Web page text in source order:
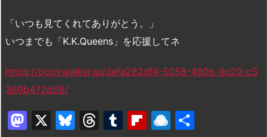
「いつも見てくれてありがとう。」
いつまでも「K.K.Queens」を応援してネ
https://bookwalker.jp/defa282df4-5058-490b-9c20-c5
360b472d68/
M X
Bl T
T
Fl R